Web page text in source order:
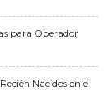
para Operador
Nacidos en el